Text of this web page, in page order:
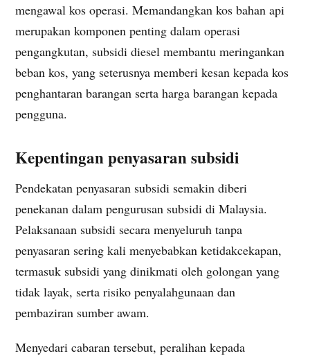
mengawal kos operasi. Memandangkan kos bahan api
merupakan komponen penting dalam operasi
pengangkutan, subsidi diesel membantu meringankan
beban kos, yang seterusnya memberi kesan kepada kos
penghantaran barangan serta harga barangan kepada
pengguna.
Kepentingan penyasaran subsidi
Pendekatan penyasaran subsidi semakin diberi
penekanan dalam pengurusan subsidi di Malaysia.
Pelaksanaan subsidi secara menyeluruh tanpa
penyasaran sering kali menyebabkan ketidakcekapan,
termasuk subsidi yang dinikmati oleh golongan yang
tidak layak, serta risiko penyalahgunaan dan
pembaziran sumber awam.
Menyedari cabaran tersebut, peralihan kepada